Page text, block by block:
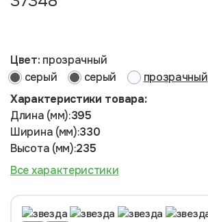
Цвет: прозрачный
серый
серый
прозрачный
Характеристики товара:
Длина (мм):395
Ширина (мм):330
Высота (мм):235
Все характеристики